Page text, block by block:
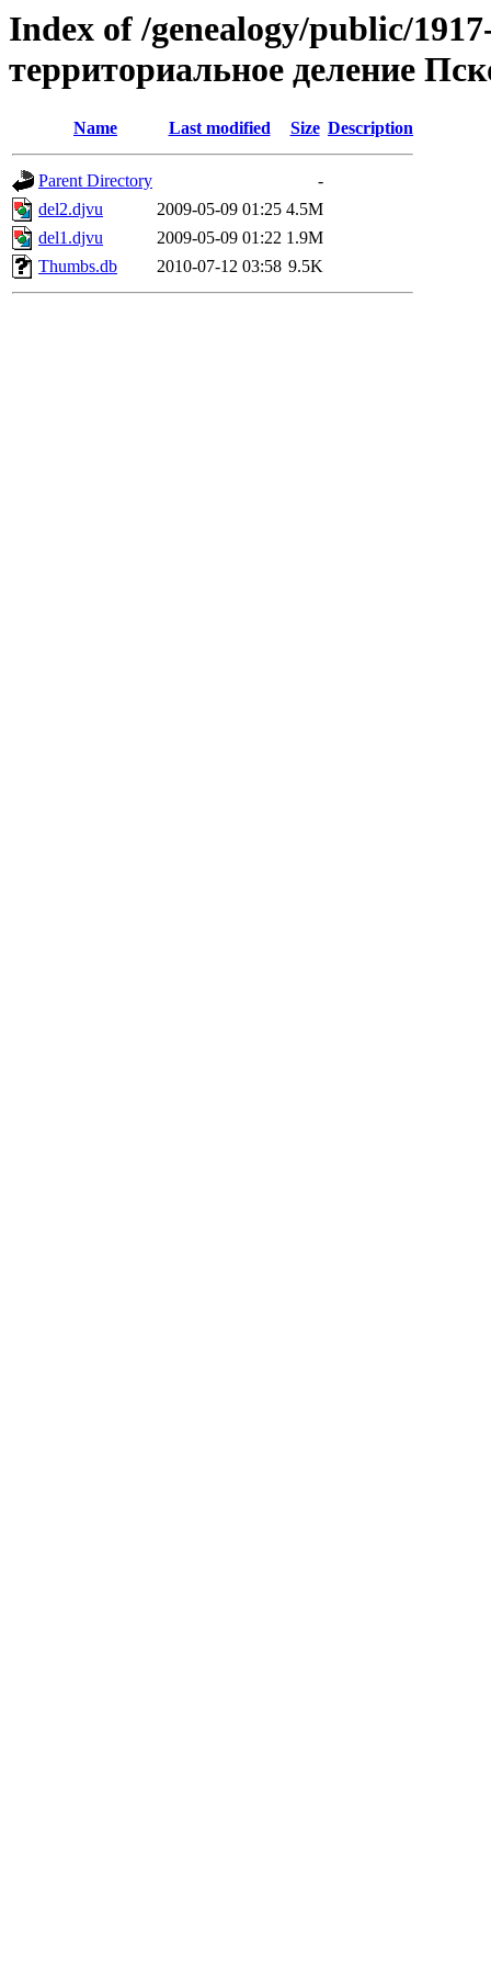
Index of /genealogy/public/
территориальное деление
Name Last modified Size Description
Parent Directory
-
del2.djvu
2009-05-09 01:25 4.5M
del1.djvu
2009-05-09 01:22 1.9M
Thumbs.db
2010-07-12 03:58 9.5K